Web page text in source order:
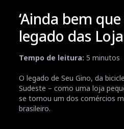
‘Ainda bem
legado das
Tempo de leitura: 5 minutos
O legado de Seu Gino, da
Sudeste – como uma loja
se tornou um dos comércios
brasileiro.